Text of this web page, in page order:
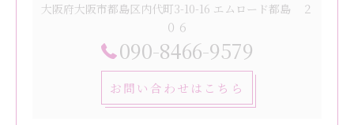
大阪府大阪市都島区内代町3-10-16 エムロード都島 ２
０６
090-8466-9579
お問い合わせはこちら